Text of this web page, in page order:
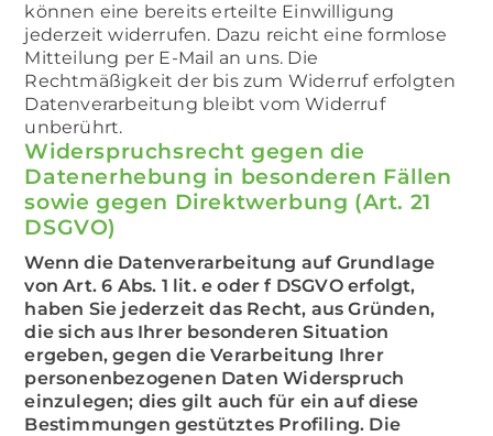
können eine bereits erteilte Einwilligung
jederzeit widerrufen. Dazu reicht eine formlose
Mitteilung per E-Mail an uns. Die
Rechtmäßigkeit der bis zum Widerruf erfolgten
Datenverarbeitung bleibt vom Widerruf
unberührt.
Widerspruchsrecht gegen die
Datenerhebung in besonderen Fällen
sowie gegen Direktwerbung (Art. 21
DSGVO)
Wenn die Datenverarbeitung auf Grundlage
von Art. 6 Abs. 1 lit. e oder f DSGVO erfolgt,
haben Sie jederzeit das Recht, aus Gründen,
die sich aus Ihrer besonderen Situation
ergeben, gegen die Verarbeitung Ihrer
personenbezogenen Daten Widerspruch
einzulegen; dies gilt auch für ein auf diese
Bestimmungen gestütztes Profiling. Die